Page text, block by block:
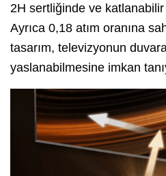
2H sertliğinde ve katlanabilir
Ayrıca 0,18 atım oranına
tasarım, televizyonun
yaslanabilmesine imkan